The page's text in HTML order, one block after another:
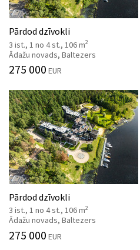
Pārdod dzīvokli
3 ist., 1 no 4 st., 106 m2
Ādažu novads, Baltezers
275 000 EUR
Pārdod dzīvokli
3 ist., 1 no 4 st., 106 m2
Ādažu novads, Baltezers
275 000 EUR